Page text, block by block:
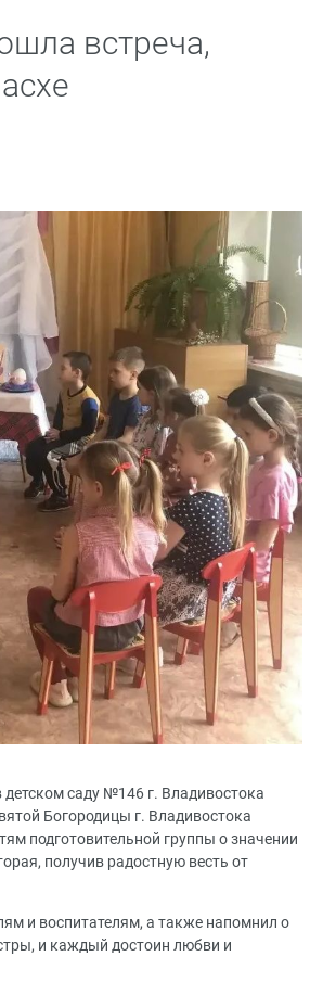
встреча,
саду №146 г. Владивостока
Богородицы г. Владивостока
подготовительной группы о значении
получив радостную весть от
и воспитателям, а также напомнил о
и каждый достоин любви и